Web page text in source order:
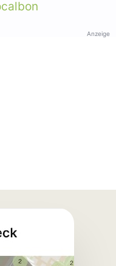
Anzeige